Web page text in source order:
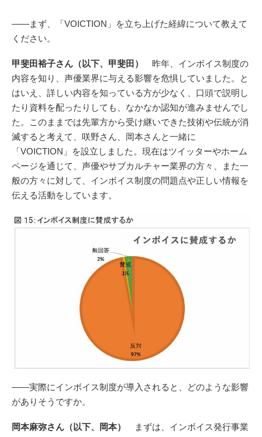
――まず、「VOICTION」を立ち上げた経緯について教えて
ください。
甲斐田裕子さん（以下、甲斐田）
昨年、インボイス制度の
内容を知り、声優業界に与える影響を危惧していました。と
はいえ、詳しい内容を知っている方が少なく、口頭で説明し
たり資料を配ったりしても、なかなか認知が進みませんでし
た。このままでは先輩方から受け継いできた技術や伝統が消
滅すると考えて、咲野さん、岡本さんと一緒に
「VOICTION」を設立しました。現在はツイッターやホーム
ページを通じて、声優やサブカルチャー業界の方々、また一
般の方々に対して、インボイス制度の問題点や正しい情報を
伝える活動をしています。
――実際にインボイス制度が導入されると、どのような影響
がありそうですか。
岡本麻弥さん（以下、岡本）
まずは、インボイス発行事業